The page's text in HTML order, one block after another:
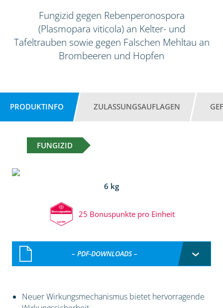
Fungizid gegen Rebenperonospora
(Plasmopara viticola) an Kelter- und
Tafeltrauben sowie gegen Falschen Mehltau an
Brombeeren und Hopfen
PRODUKTINFO ZULASSUNGSAUFLAGEN
FUNGIZID
6 kg
25 Bonuspunkte pro Einheit
– PDF-DOWNLOADS –
Neuer Wirkungsmechanismus bietet hervorragende